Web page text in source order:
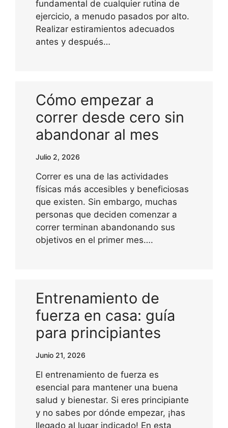
fundamental de cualquier rutina de
ejercicio, a menudo pasados por alto.
Realizar estiramientos adecuados
antes y después…
Cómo empezar a
correr desde cero sin
abandonar al mes
Julio 2, 2026
Correr es una de las actividades
físicas más accesibles y beneficiosas
que existen. Sin embargo, muchas
personas que deciden comenzar a
correr terminan abandonando sus
objetivos en el primer mes….
Entrenamiento de
fuerza en casa: guía
para principiantes
Junio 21, 2026
El entrenamiento de fuerza es
esencial para mantener una buena
salud y bienestar. Si eres principiante
y no sabes por dónde empezar, ¡has
llegado al lugar indicado! En esta